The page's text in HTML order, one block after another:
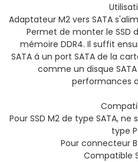
Adaptateur M2 vers SATA
Permet de monter le SSD
mémoire DDR4. Il suffit
SATA à un port SATA de la
comme un disque
performances
Pour SSD M2 de type SATA,
type
Pour connecteur
Compatible